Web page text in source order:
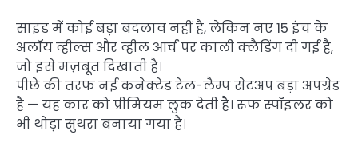
साइड में कोई बड़ा बदलाव नहीं है, लेकिन नए 15 इंच के
अलॉय व्हील्स और व्हील आर्च पर काली क्लैडिंग दी गई है,
जो इसे मज़बूत दिखाती है।
पीछे की तरफ नई कनेक्टेड टेल-लैम्प सेटअप बड़ा अपग्रेड
है — यह कार को प्रीमियम लुक देती है। रूफ स्पॉइलर को
भी थोड़ा सुथरा बनाया गया है।